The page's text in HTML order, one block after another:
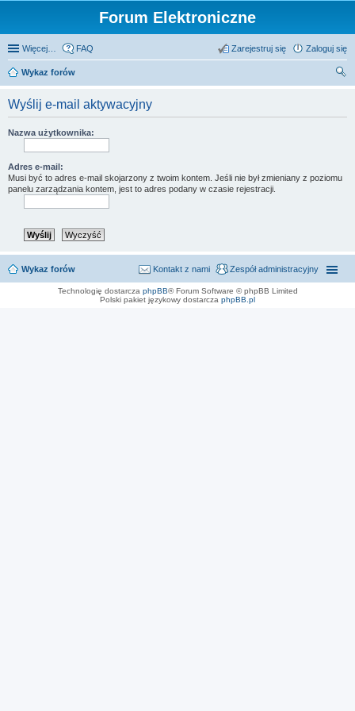
Forum Elektroniczne
Więcej… FAQ Zaloguj się
Zarejestruj się
Wykaz forów
Wyślij e-mail aktywacyjny
Nazwa użytkownika:
Adres e-mail:
Musi być to adres e-mail skojarzony z twoim kontem. Jeśli nie był zmieniany z poziomu
panelu zarządzania kontem, jest to adres podany w czasie rejestracji.
Wykaz forów Zespół administracyjny
Kontakt z nami
Technologię dostarcza phpBB® Forum Software © phpBB Limited
Polski pakiet językowy dostarcza phpBB.pl